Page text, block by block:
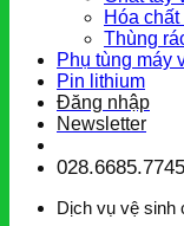
Hóa
Thùng
Phụ tùng máy
Pin lithium
Đăng nhập
Newsletter
028.6685.7745
Dịch vụ vệ sinh